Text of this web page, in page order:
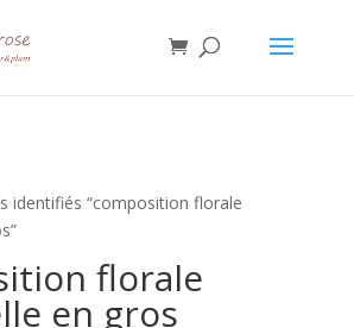
identifiés “composition florale
florale
en gros